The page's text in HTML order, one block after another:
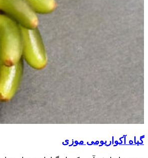
گیاه آکواریومی موزی